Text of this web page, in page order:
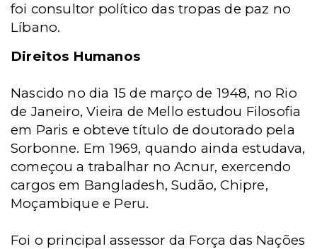
foi consultor político das tropas de paz no
Líbano.
Direitos Humanos
Nascido no dia 15 de março de 1948, no Rio
de Janeiro, Vieira de Mello estudou Filosofia
em Paris e obteve título de doutorado pela
Sorbonne. Em 1969, quando ainda estudava,
começou a trabalhar no Acnur, exercendo
cargos em Bangladesh, Sudão, Chipre,
Moçambique e Peru.
Foi o principal assessor da Força das Nações